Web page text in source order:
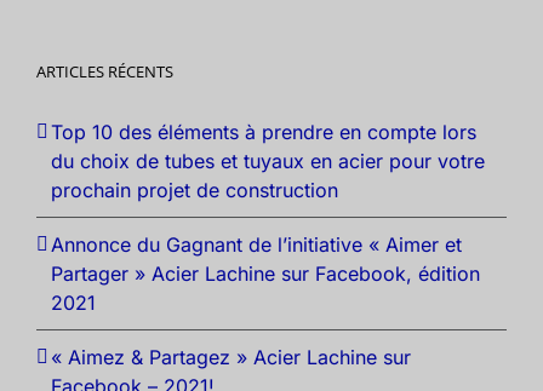
ARTICLES RÉCENTS
Top 10 des éléments à prendre en compte lors
du choix de tubes et tuyaux en acier pour votre
prochain projet de construction
Annonce du Gagnant de l’initiative « Aimer et
Partager » Acier Lachine sur Facebook, édition
2021
« Aimez & Partagez » Acier Lachine sur